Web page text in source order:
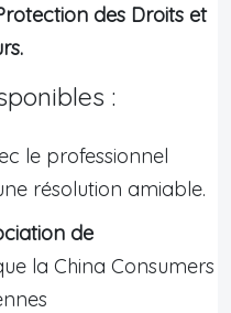
des Droits et
:
le professionnel
résolution amiable.
de
la China Consumers